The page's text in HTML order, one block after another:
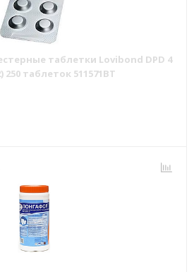
таблетки Lovibond DPD 4
250 таблеток 511571BT